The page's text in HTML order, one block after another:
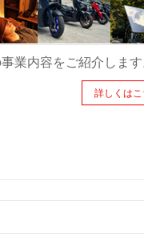
業内容をご紹介します
詳しくはこ